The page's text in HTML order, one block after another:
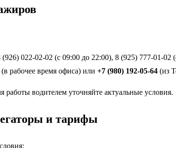
022-02-02 (с 09:00 до 22:00), 8 (925) 777-01-02
(в рабочее время офиса) или +7 (980) 192-05-64 (из
водителем уточняйте актуальные условия.
и тарифы